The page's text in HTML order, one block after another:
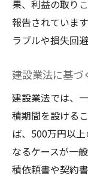
実現
工事見積で
建設利
防ぐ
工事見
する
建設業
果、利益の取り
報告されていま
ラブルや損失回
建設業法に基づ
建設業法では、
積期間を設ける
ば、500万円以
なるケースが一
積依頼書や契約